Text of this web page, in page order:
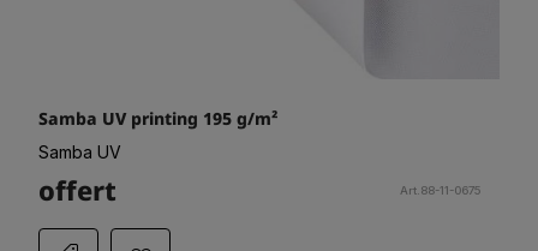
Samba UV printing 195 g/m²
Samba UV
offert Art.88-11-0675